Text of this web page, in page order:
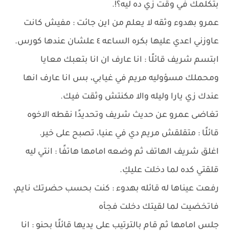
بتكلمك في وقت زي ده ليه؟!.
عمرو بهدوء وثقه لا يعلم من اين جائت : مفيش كانت
عاوزني اعدي عليها بكره الساعه ٤ علشان عندها كورس.
ابتسم شريف قائلًا : انا عارف ان انا بتعبك معايا
ومحملك مسؤوليه مريم في غيابي، بس انا عارف انها
عندك زي يارا وليله والا مكنتش وثقت فيك.
تغاضى عمرو عن حديث شريف وتحديدًا نقطه الاخوه
قائلًا : متقلقش مريم دي في عنيا، تصبح على خير.
اغلق شريف الهاتف ثم وضعه امامها هاتفًا : انتي ليه
قلقتي كده لما دخلت عليكِ.
رفعت عيناها له قائله بهدوء : كنت بحسب حضرتك نايم،
فاتخضيت لما لقيتك دخلت فجأه
جلس امامها ثم قام بالترتيب على يديها قائلًا بحنو : انا